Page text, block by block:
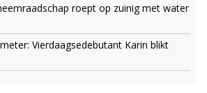
roept op zuinig met water
Vierdaagsedebutant Karin blikt